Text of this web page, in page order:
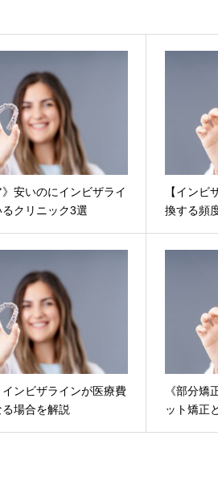
》安いのにインビザライ
クリニック3選
【インビ
換する頻
インビザラインが医療費
場合を解説
《部分矯
ット矯正